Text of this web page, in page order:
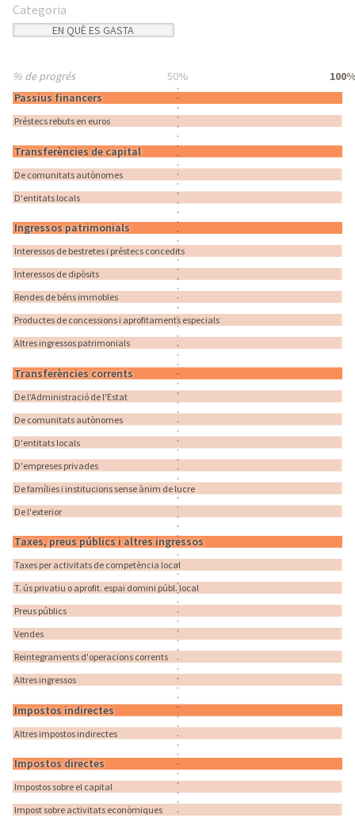
Categoria
EN QUÈ ES GASTA
Impost sobre activitats econòmiques
Impostos sobre el capital
Impostos directes
Altres impostos indirectes
Impostos indirectes
Altres ingressos
Reintegraments d'operacions corrents
Vendes
Preus públics
T. ús privatiu o aprofit. espai domini públ. local
Taxes per activitats de competència local
Taxes, preus públics i altres ingressos
De l'exterior
De famílies i institucions sense ànim de lucre
D'empreses privades
D'entitats locals
De comunitats autònomes
De l'Administració de l'Estat
Transferències corrents
Altres ingressos patrimonials
Productes de concessions i aprofitaments especials
Rendes de béns immobles
Interessos de dipòsits
Interessos de bestretes i préstecs concedits
Ingressos patrimonials
D'entitats locals
De comunitats autònomes
Transferències de capital
Préstecs rebuts en euros
Passius financers
50% 100%
% de progrés
% de progrés